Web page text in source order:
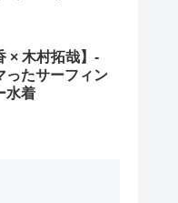
× 木村拓哉】-
ったサーフィン
水着